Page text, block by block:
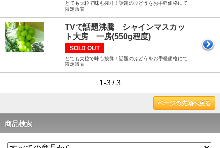
とても大粒で味も抜群！話題のぶどうをお手軽価格にて
限定販売
TVで話題沸騰 シャインマスカッ
ト大房 一房(550g程度)
SOLD OUT
とても大粒で味も抜群！話題のぶどうをお手軽価格にて
限定販売
1-3 / 3
ページの先頭へ戻る
商品検索